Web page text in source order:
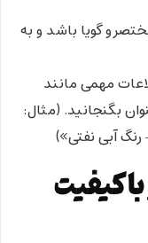
و گویا باشد و به
مهمی مانند
بگنجانید. (مثال:
آبی نفتی»)